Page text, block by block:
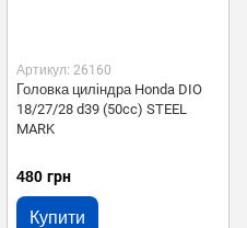
Артикул: 26160
Головка циліндра Honda DIO
18/27/28 d39 (50cc) STEEL
MARK
480 грн
Купити